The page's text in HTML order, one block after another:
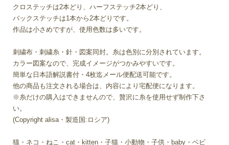
クロステッチは2本どり、ハーフステッチ2本どり、
バックステッチは1本から2本どりです。
作品は小さめですが、使用色数は多いです。
刺繍布・刺繍糸・針・図案同封。糸は色別に分別されています。
カラー図案なので、完成イメージがつかみやすいです。
簡単な日本語解説書付・4枚迄メール便配送可能です。
他の商品も注文される場合は、内容により宅配便になります。
※糸だけの購入はできませんので、贅沢に糸を使用せず制作下さ
い。
(Copyright alisa・製造国:ロシア)
猫・ネコ・ねこ・cat・kitten・子猫・小動物・子供・baby・ベビ